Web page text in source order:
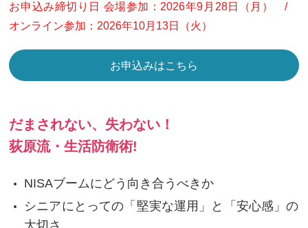
お申込み締切り日 会場参加：2026年9月28日（月） /
オンライン参加：2026年10月13日（火）
お申込みはこちら
だまされない、失わない！
荻原流・生活防衛術!
NISAブームにどう向き合うべきか
シニアにとっての「堅実な運用」と「安心感」の